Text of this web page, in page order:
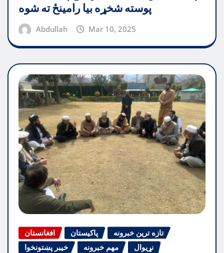
پوسته شخړه بیا رامینځ ته شوه
Abdullah Mar 10, 2025
افغانستان پاکیستان
تازه ترین خبرونه
خیبر پښتونخوا
مهم خبرونه نړیوال